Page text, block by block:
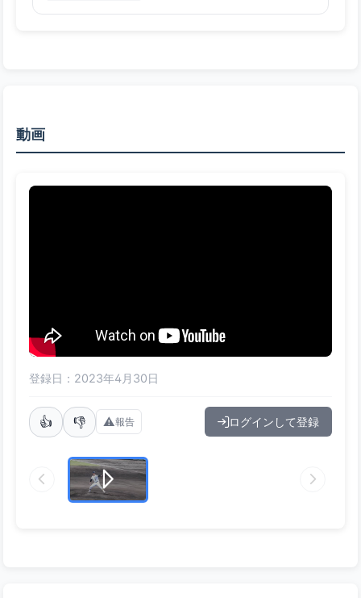
動画
登録日：2023年4月30日
👍 👎 ⚠️報告 ログインして登録